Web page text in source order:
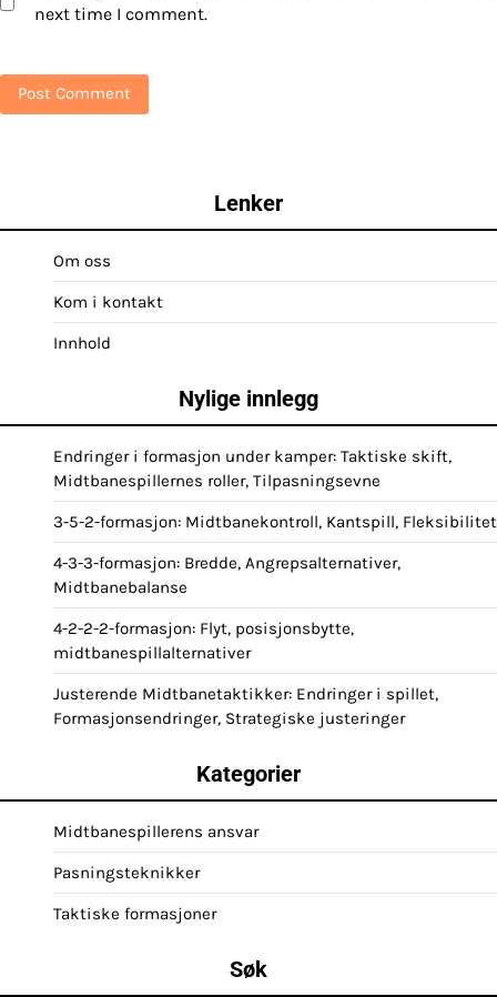
next time I comment.
Lenker
Om oss
Kom i kontakt
Innhold
Nylige innlegg
Endringer i formasjon under kamper: Taktiske skift,
Midtbanespillernes roller, Tilpasningsevne
3-5-2-formasjon: Midtbanekontroll, Kantspill, Fleksibilitet
4-3-3-formasjon: Bredde, Angrepsalternativer,
Midtbanebalanse
4-2-2-2-formasjon: Flyt, posisjonsbytte,
midtbanespillalternativer
Justerende Midtbanetaktikker: Endringer i spillet,
Formasjonsendringer, Strategiske justeringer
Kategorier
Midtbanespillerens ansvar
Pasningsteknikker
Taktiske formasjoner
Søk